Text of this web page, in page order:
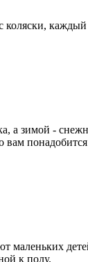
коляски,
а зимой -
к полу.